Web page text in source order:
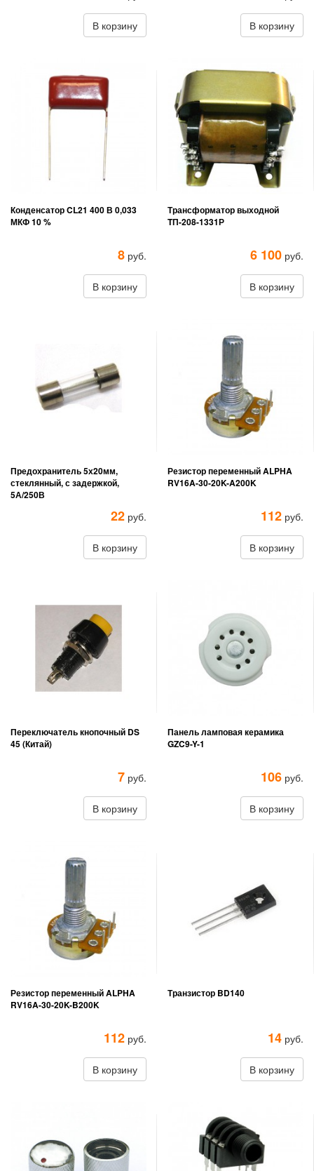
В корзину В корзину
Конденсатор CL21 400 В 0,033
МКФ 10 %
8 руб.
В корзину
Трансформатор выходной
TП-208-1331Р
6 100 руб.
В корзину
Предохранитель 5х20мм,
стеклянный, с задержкой,
5А/250В
22 руб.
В корзину
Резистор переменный ALPHA
RV16A-30-20K-A200K
112 руб.
В корзину
Переключатель кнопочный DS
45 (Китай)
7 руб.
В корзину
Панель ламповая керамика
GZC9-Y-1
106 руб.
В корзину
Резистор переменный ALPHA
RV16A-30-20K-B200K
112 руб.
В корзину
Транзистор BD140
14 руб.
В корзину